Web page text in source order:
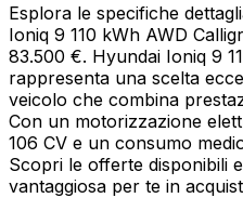
Esplora le specifiche
Ioniq 9 110 kWh AWD
83.500 €. Hyundai Ioniq 9
rappresenta una scelta
veicolo che combina
Con un motorizzazione
106 CV e un consumo
Scopri le offerte disponibili
vantaggiosa per te in